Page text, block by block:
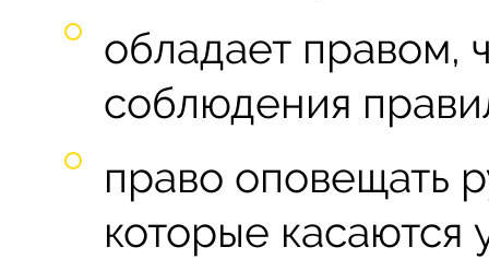
обладает правом,
соблюдения
право оповещать
которые касаются